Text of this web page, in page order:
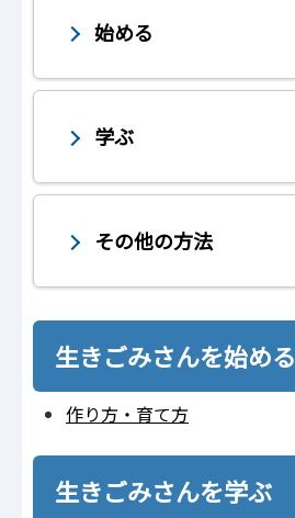
始める
学ぶ
その他の方法
生きごみさんを始める
作り方・育て方
生きごみさんを学ぶ